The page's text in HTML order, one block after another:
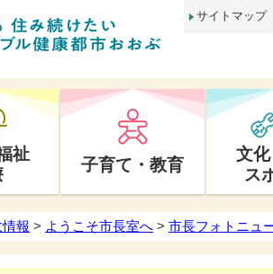
サイトマップ
祉
子育て・教育
文
ス
報 > ようこそ市長室へ > 市長フォトニュ